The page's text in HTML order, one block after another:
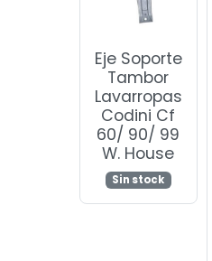
Eje Soporte
Tambor
Lavarropas
Codini Cf
60/ 90/ 99
W. House
Sin stock